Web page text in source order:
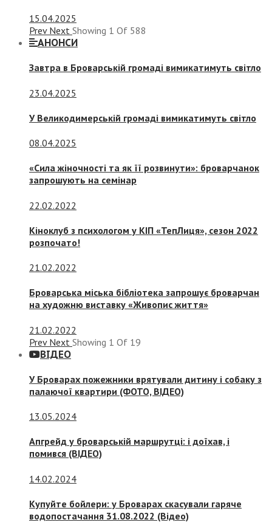
15.04.2025
Prev Next Showing 1 Of 588
АНОНСИ
Завтра в Броварській громаді вимикатимуть світло
23.04.2025
У Великодимерській громаді вимикатимуть світло
08.04.2025
«Сила жіночності та як її розвинути»: броварчанок
запрошують на семінар
22.02.2022
Кіноклуб з психологом у КІП «ТепЛиця», сезон 2022
розпочато!
21.02.2022
Броварська міська бібліотека запрошує броварчан
на художню виставку «Живопис життя»
21.02.2022
Prev Next Showing 1 Of 19
ВІДЕО
У Броварах пожежники врятували дитину і собаку з
палаючої квартири (ФОТО, ВІДЕО)
13.05.2024
Апгрейд у броварській маршрутці: і доїхав, і
помився (ВІДЕО)
14.02.2024
Купуйте бойлери: у Броварах скасували гаряче
водопостачання 31.08.2022 (Відео)